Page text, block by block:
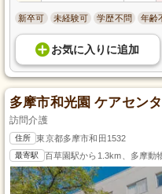
新卒可 未経験可 学歴不問 年齢
お気に入り に追加
多摩市和光園 ケアセン
訪問介護
住所 東京都多摩市和田1532
最寄駅 百草園駅から1.3km、多摩動